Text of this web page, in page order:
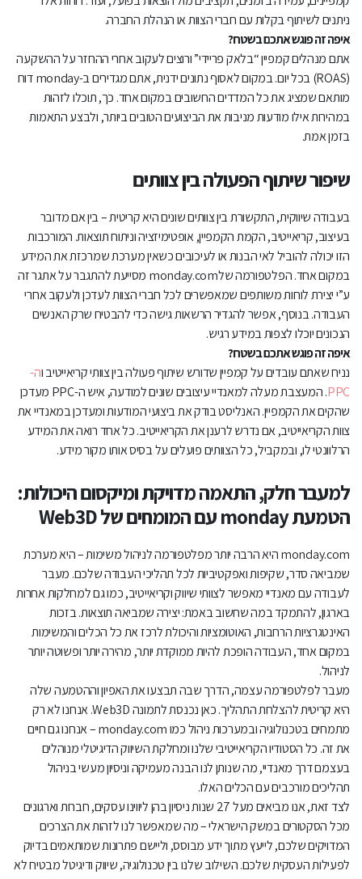
ניתנים לשיתוף בקלות עם חברי הצוות או הנהלת החברה.
איפה זה פוגש אתכם בשטח?
אתם מנהלים קמפיין “בלאק פריידי” ורוצים לעקוב אחרי ההחזר על ההשקעה
(ROAS) בכל יום. במקום לאסוף נתונים ידנית, אתם מגדירים ב-monday דוח
מותאם שמציג את כל המדדים החשובים במקום אחד. כך, תוכלו לזהות
במהירות אילו מודעות מניבות את הביצועים הטובים ביותר, ולבצע התאמות
בזמן אמת.
שיפור שיתוף הפעולה בין צוותים
בעבודה שיווקית, התקשורת בין צוותים שונים היא קריטית – בין אם מדובר
בעיצוב, קריאייטיב, הקמת הקמפיין, אופטימיזציה וניתוח תוצאות. המורכבות
הזו יכולה להוביל לאי הבנות או לעיכובים כשאין מערכת שמרכזת את המידע
במקום אחד. הפלטפורמה שלmonday.com מסייעת להתגבר על אתגר זה
ע”י יצירת לוחות משותפים שמאפשרים לכל חברי הצוות לעדכן ולעקוב אחרי
העבודה. בנוסף, אפשר להגדיר הרשאות גישה כדי להבטיח שרק האנשים
הנכונים יוכלו לצפות במידע רגיש.
איפה זה פוגש אתכם בשטח?
נניח שאתם עובדים על קמפיין שדורש שיתוף פעולה בין צוותי קריאייטיב וה-
PPC
. המעצבת מעלה למאנדיי עיצובים שונים למודעה, איש ה-PPC מעדכן
שהקים את הקמפיין. האנליסט בודק את ביצועי המודעות ומעדכן במאנדיי את
צוות הקריאייטיב, אם נדרש לרענן את הקריאייטיב. כל אחד רואה את המידע
הרלוונטי לו, ובמקביל, כל הצוותים פועלים על בסיס אותו מקור מידע.
למעבר חלק, התאמה מדויקת ומיקסום היכולות:
הטמעת monday עם המומחים של Web3D
monday.com היא הרבה יותר מפלטפורמה לניהול משימות – היא מערכת
שמביאה סדר, שקיפות ואפקטיביות לכל תהליכי העבודה שלכם. מעבר
לעבודה עם מאנדיי מאפשר לצוותי שיווק וקריאייטיב, כמו גם למחלקות אחרות
בארגון, להתמקד במה שחשוב באמת: יצירה שמביאה תוצאות. בזכות
האינטגרציות הרחבות, האוטומציות והיכולת לרכז את כל הכלים והמשימות
במקום אחד, העבודה הופכת להיות ממוקדת יותר, מהירה יותר ופשוטה יותר
לניהול.
מעבר לפלטפורמה עצמה, הדרך שבה תבצעו את האפיון וההטמעה שלה
היא קריטית להצלחת התהליך. כאן נכנסת לתמונה Web3D. אנחנו לא רק
מתמחים בטכנולוגיה ובמערכות ניהול כמו monday.com – אנחנו גם חיים
את זה. כל הסטודיו הקריאייטיבי שלנו ומחלקת השיווק הדיגיטלי מנוהלים
בעצמם דרך מאנדיי, מה שנותן לנו הבנה מעמיקה וניסיון מעשי בניהול
תהליכים מורכבים עם הכלים האלו.
לצד זאת, אנו מביאים מעל 27 שנות ניסיון בהן ליווינו עסקים, חברות וארגונים
מכל הסקטורים במשק הישראלי – מה שמאפשר לנו לזהות את הצרכים
המדויקים שלכם, לייעץ מתוך ידע מבוסס, וליישם פתרונות שמותאמים בדיוק
לפעילות העסקית שלכם. השילוב שלנו בין טכנולוגיה, שיווק ודיגיטל מבטיח לא